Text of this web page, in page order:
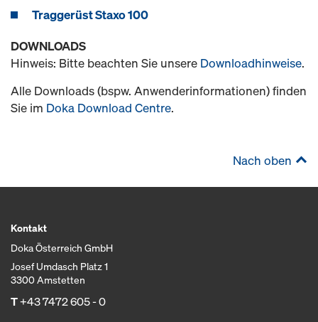
Traggerüst Staxo 100
DOWNLOADS
Hinweis: Bitte beachten Sie unsere Downloadhinweise.
Alle Downloads (bspw. Anwenderinformationen) finden
Sie im Doka Download Centre.
Nach oben
Kontakt
Doka Österreich GmbH
Josef Umdasch Platz 1
3300 Amstetten
T+43 7472 605 - 0